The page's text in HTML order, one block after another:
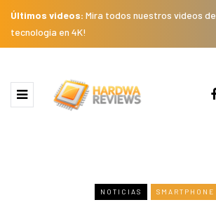
Últimos videos: Mira todos nuestros videos de
tecnología en 4K!
NOTICIAS SMARTPHONE